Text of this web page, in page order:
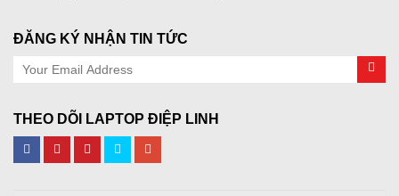
ĐĂNG KÝ NHẬN TIN TỨC
THEO DÕI LAPTOP ĐIỆP LINH